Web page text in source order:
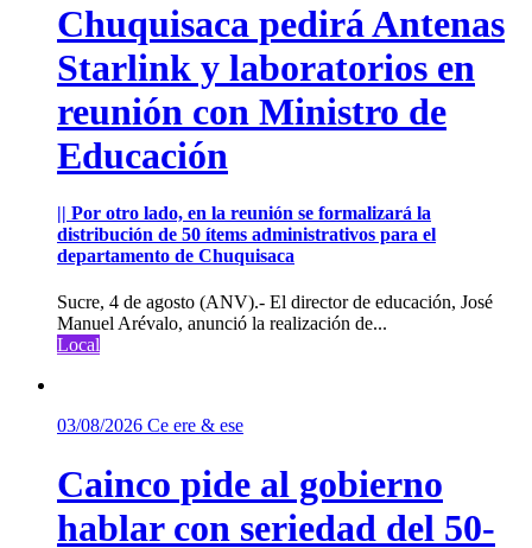
Chuquisaca pedirá Antenas
Starlink y laboratorios en
reunión con Ministro de
Educación
|| Por otro lado, en la reunión se formalizará la
distribución de 50 ítems administrativos para el
departamento de Chuquisaca
Sucre, 4 de agosto (ANV).- El director de educación, José
Manuel Arévalo, anunció la realización de...
Local
03/08/2026 Ce ere & ese
Cainco pide al gobierno
hablar con seriedad del 50-